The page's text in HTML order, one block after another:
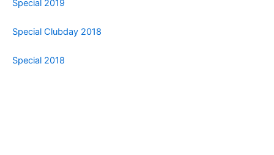
Special 2019
Special Clubday 2018
Special 2018